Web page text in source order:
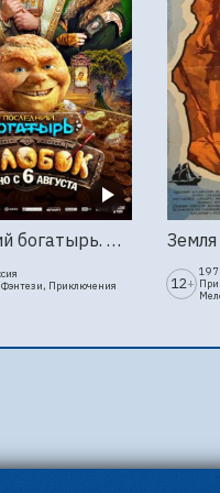
Последний богатырь. Колобок
Приключения
12+